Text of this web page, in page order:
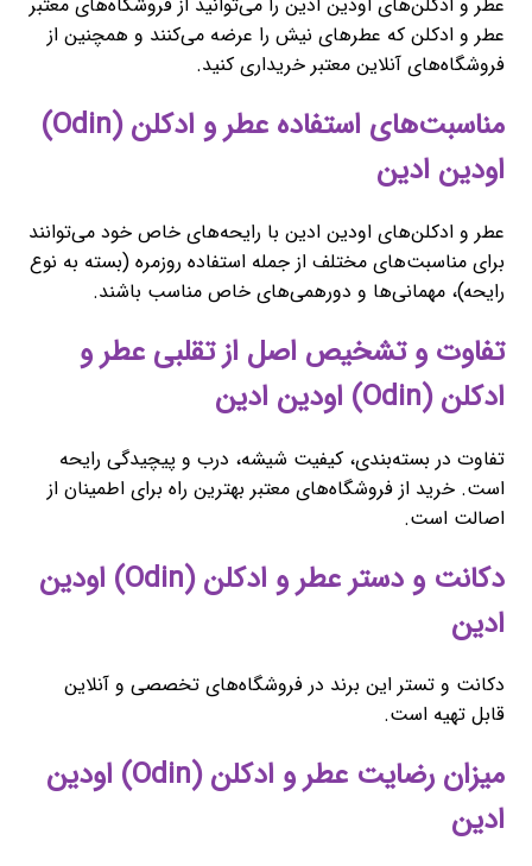
عطر و ادکلن که عطرهای نیش را عرضه می‌کنند و همچنین از
فروشگاه‌های آنلاین معتبر خریداری کنید.
مناسبت‌های استفاده عطر و ادکلن (Odin)
اودین ادین
عطر و ادکلن‌های اودین ادین با رایحه‌های خاص خود می‌توانند
برای مناسبت‌های مختلف از جمله استفاده روزمره (بسته به نوع
رایحه)، مهمانی‌ها و دورهمی‌های خاص مناسب باشند.
تفاوت و تشخیص اصل از تقلبی عطر و
ادکلن (Odin) اودین ادین
تفاوت در بسته‌بندی، کیفیت شیشه، درب و پیچیدگی رایحه
است. خرید از فروشگاه‌های معتبر بهترین راه برای اطمینان از
اصالت است.
دکانت و دستر عطر و ادکلن (Odin) اودین
ادین
دکانت و تستر این برند در فروشگاه‌های تخصصی و آنلاین
قابل تهیه است.
میزان رضایت عطر و ادکلن (Odin) اودین
ادین